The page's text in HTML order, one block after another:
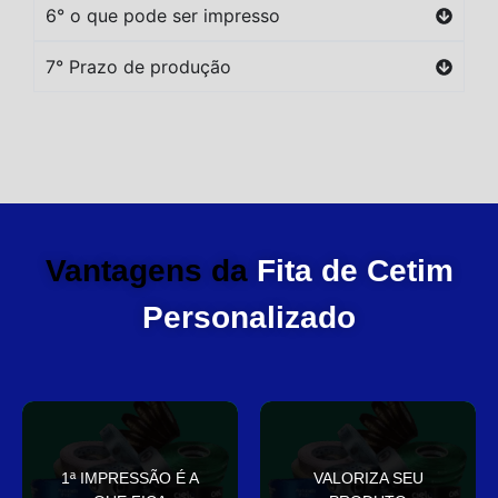
6° o que pode ser impresso
7° Prazo de produção
Vantagens da Fita de Cetim
Personalizado
1ª IMPRESSÃO É A
Sua embalagem fala por
você
VALORIZA SEU
que deixa sua embalagem
elegante